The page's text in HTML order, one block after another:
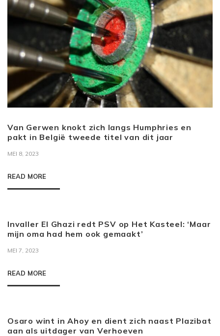
Van Gerwen knokt zich langs Humphries en
pakt in België tweede titel van dit jaar
MEI 8, 2023
READ MORE
Invaller El Ghazi redt PSV op Het Kasteel: ‘Maar
mijn oma had hem ook gemaakt’
MEI 7, 2023
READ MORE
Osaro wint in Ahoy en dient zich naast Plazibat
aan als uitdager van Verhoeven